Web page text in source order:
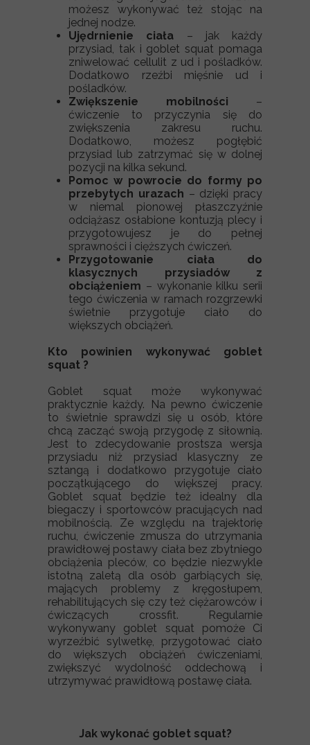
możesz wykonywać też stojąc na
jednej nodze.
Ujędrnienie ciała – jak każdy
przysiad, tak i goblet squat pomaga
zniwelować cellulit z ud i pośladków.
Dodatkowo rzeźbi mięśnie ud i
pośladków.
Zwiększenie mobilności –
ćwiczenie to przyczynia się do
zwiększenia zakresu ruchu.
Dodatkowo, możesz pogłębić
przysiad lub zatrzymać się w dolnej
pozycji na kilka sekund.
Pomoc w powrocie do formy po
przebytych urazach – dzięki pracy
w niemal pionowej płaszczyźnie
odciążasz osłabione kontuzją plecy i
przygotowujesz je do pełnej
sprawności i cięższych ćwiczeń.
Przygotowanie ciała do
klasycznych przysiadów z
obciążeniem – wykonanie kilku serii
tego ćwiczenia w ramach rozgrzewki
świetnie przygotuje ciało do
większych obciążeń.
Kto powinien wykonywać goblet
squat ?
Goblet squat może wykonywać
praktycznie każdy. Na pewno ćwiczenie
to świetnie sprawdzi się u osób, które
chcą zacząć swoją przygodę z siłownią.
Jest to zdecydowanie prostsza wersja
przysiadu niż przysiad klasyczny ze
sztangą i dodatkowo przygotuje ciało
początkującego do większej pracy.
Goblet squat będzie też idealny dla
biegaczy i sportowców pracujących nad
mobilnością. Ze względu na trajektorię
ruchu, ćwiczenie zmusza do utrzymania
prawidłowej postawy ciała bez zbytniego
obciążenia pleców, co będzie niezwykle
istotną zaletą dla osób garbiących się,
mających problemy z kręgosłupem,
rehabilitujących się czy też ciężarowców i
ćwiczących crossfit. Regularnie
wykonywany goblet squat pomoże Ci
wyrzeźbić sylwetkę, przygotować ciało
do większych obciążeń ćwiczeniami,
zwiększyć wydolność oddechową i
utrzymywać prawidłową postawę ciała.
Jak wykonać goblet squat?